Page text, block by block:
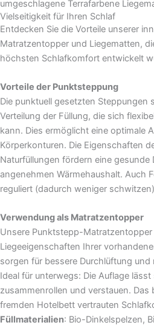
Vielseitigkeit für Ihren Schlaf
Entdecken Sie die Vorteile unserer
Matratzentopper und Liegematten,
höchsten Schlafkomfort entwickelt
Vorteile der Punktsteppung
Die punktuell gesetzten Steppungen
Verteilung der Füllung, die sich
kann. Dies ermöglicht eine optimale
Körperkonturen. Die Eigenschaften
Naturfüllungen fördern eine gesunde
angenehmen Wärmehaushalt. Auch
reguliert (dadurch weniger
Verwendung als Matratzentopper
Unsere Punktstepp-
Liegeeigenschaften Ihrer
sorgen für bessere Durchlüftung und
Ideal für unterwegs: Die Auflage
zusammenrollen und verstauen. Das
fremden Hotelbett vertrauten
Füllmaterialien: Bio-Dinkelspelzen,